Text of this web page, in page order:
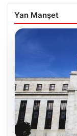
Yan Manşet